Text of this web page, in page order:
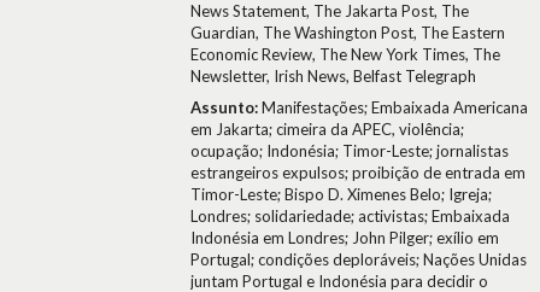
News Statement, The Jakarta Post, The
Guardian, The Washington Post, The Eastern
Economic Review, The New York Times, The
Newsletter, Irish News, Belfast Telegraph
Assunto:Manifestações; Embaixada Americana
em Jakarta; cimeira da APEC, violência;
ocupação; Indonésia; Timor-Leste; jornalistas
estrangeiros expulsos; proibição de entrada em
Timor-Leste; Bispo D. Ximenes Belo; Igreja;
Londres; solidariedade; activistas; Embaixada
Indonésia em Londres; John Pilger; exílio em
Portugal; condições deploráveis; Nações Unidas
juntam Portugal e Indonésia para decidir o